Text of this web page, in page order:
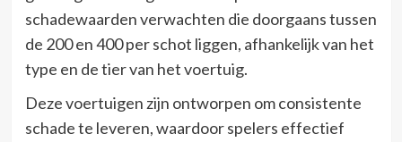
schadewaarden verwachten die doorgaans tussen
de 200 en 400 per schot liggen, afhankelijk van het
type en de tier van het voertuig.
Deze voertuigen zijn ontworpen om consistente
schade te leveren, waardoor spelers effectief